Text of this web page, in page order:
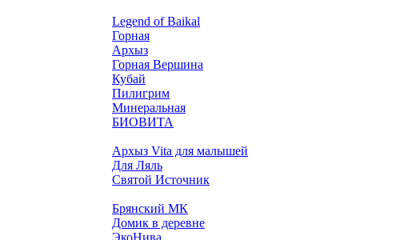
Legend of Baikal
Горная
Архыз
Горная Вершина
Кубай
Пилигрим
Минеральная
БИОВИТА
Архыз Vita для малышей
Для Ляль
Святой Источник
Брянский МК
Домик в деревне
ЭкоНива